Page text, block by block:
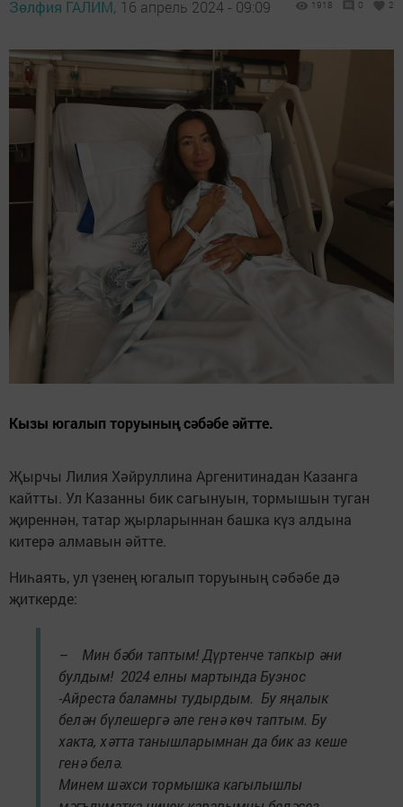
Зөлфия ГАЛИМ, 16 апрель 2024 - 09:09 1918 0 2
Кызы югалып торуының сәбәбе әйтте.
Җырчы Лилия Хәйруллина Аргенитинадан Казанга
кайтты. Ул Казанны бик сагынуын, тормышын туган
җиреннән, татар җырларыннан башка күз алдына
китерә алмавын әйтте.
Ниһаять, ул үзенең югалып торуының сәбәбе дә
җиткерде:
– Мин бәби таптым! Дүртенче тапкыр әни
булдым! 2024 елны мартында Буэнос
-Айреста баламны тудырдым. Бу яңалык
белән бүлешергә әле генә көч таптым. Бу
хакта, хәтта танышларымнан да бик аз кеше
генә белә.
Минем шәхси тормышка кагылышлы